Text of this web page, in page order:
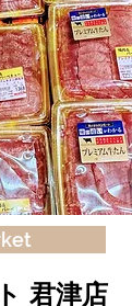
君津店